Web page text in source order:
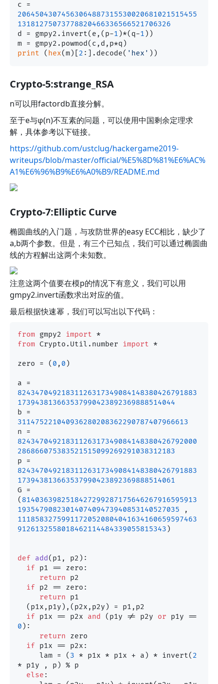
20645043074563064887315530020681021515455
13181275073778820466336566521706326
d = gmpy2.invert(e,(p-1 )*(q-1 ))
print ( hex(m)[ 2 :].decode( 'hex'
Crypto-5:strange_RSA
n可以用factordb直接分解。
至于e与φ(n)不互素的问题，可以使用中国剩余定理求
解，具体参考以下链接。
https://github.com/ustclug/hackergame2019-
writeups/blob/master/official/%E5%8D%81%E6%AC%
A1%E6%96%B9%E6%A0%B9/README.md
Crypto-7:Elliptic Curve
椭圆曲线的入门题，与攻防世界的easy ECC相比，缺少了
a,b两个参数。但是，有三个已知点，我们可以通过椭圆曲
线的方程解出这两个未知数。
注意这两个值要在模p的情况下有意义，我们可以用
gmpy2.invert函数求出对应的值。
最后根据快速幂，我们可以写出以下代码：
from gmpy2 import
from Crypto.Util.number import *
zero = ( 0 , 0 )
82434704921831126317349084148380426791883
173943813663537990423892369888514044
311475221040936280208362290787407966613
82434704921831126317349084148380426792000
286866075383521515099269291038312183
82434704921831126317349084148380426791883
173943813663537990423892369888514061
G =
( 8140363982518427299287175646267916595913
1935479082301407409473940853140527035
11185832759911720520804041634160659597463
9126132558018462114484339055815343 )
def add( p1, p2 ):
if p1 == zero:
return p2
if p2 == zero:
return p1
if p1x == p2x and (p1y != p2y or
0 ):
return zero
if p1x == p2x:
     lam = (
3 * p1x * p1x + a) * invert( 2
* p1y , p) % p
else :